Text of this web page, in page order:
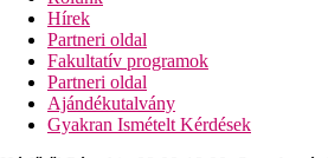
Hírek
Partneri oldal
Fakultatív programok
Partneri oldal
Ajándékutalvány
Gyakran Ismételt Kérdések